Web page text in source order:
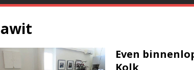
Even